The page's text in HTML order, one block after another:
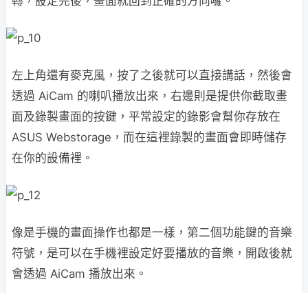
左上角還有麥克風，按了之後就可以直接講話，然後會
透過 AiCam 的喇叭播放出來，右邊則是提供你截取畫
面及錄製畫面的按鍵，平常設定的錄影會幫你存放在
ASUS Webstorage，而在這裡錄製的畫面會即時儲存
在你的設備裡。
像是手機的畫面操作也都是一樣，第二個功能鍵的音樂
符號，是可以在手機裡設定好要播放的音樂，開啟後就
會透過 AiCam 播放出來。